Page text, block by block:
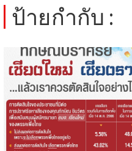
ป้ายกำกับ :